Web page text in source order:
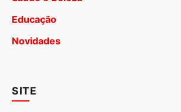
Educação
Novidades
SITE